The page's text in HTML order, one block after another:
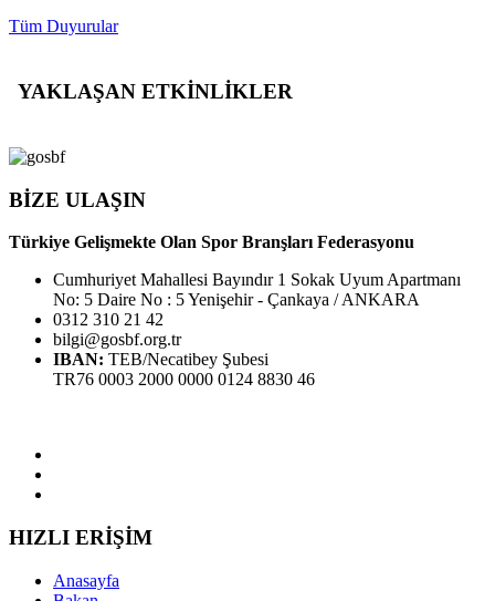
Tüm Duyurular
YAKLAŞAN ETKİNLİKLER
BİZE ULAŞIN
Türkiye Gelişmekte Olan Spor Branşları Federasyonu
Cumhuriyet Mahallesi Bayındır 1 Sokak Uyum Apartmanı
No: 5 Daire No : 5 Yenişehir - Çankaya / ANKARA
0312 310 21 42
bilgi@gosbf.org.tr
IBAN: TEB/Necatibey Şubesi
TR76 0003 2000 0000 0124 8830 46
HIZLI ERİŞİM
Anasayfa